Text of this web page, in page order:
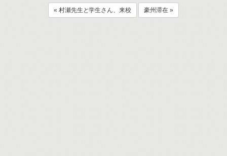
« 村瀬先生と学生さん、来校 豪州滞在 »